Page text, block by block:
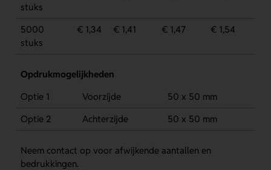
stuks
5000
stuks
€ 1,34 € 1,41 € 1,47 € 1,54
Opdrukmogelijkheden
Optie 1
Voorzijde
50 x 50 mm
Optie 2
Achterzijde 50 x 50 mm
Neem contact op voor afwijkende aantallen en
bedrukkingen.